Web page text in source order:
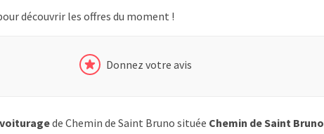
découvrir les offres du moment !
Donnez votre avis
de Chemin de Saint Bruno située Chemin de Saint Bruno